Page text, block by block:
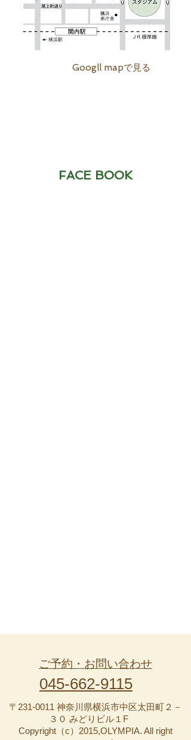
Googll mapで見る
FACE BOOK
ご予約・お問い合わせ
045-662-9115
〒231-0011 神奈川県横浜市中区太田町２－
３０ みどりビル１F
Copyright（c）2015,OLYMPIA. All right